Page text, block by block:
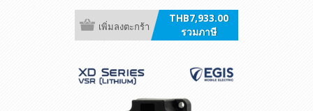
THB7,933.00
รวมภาษี
เพิ่มลงตะกร้า